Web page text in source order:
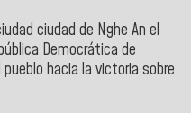
ciudad de Nghe An el
Democrática de
hacia la victoria sobre